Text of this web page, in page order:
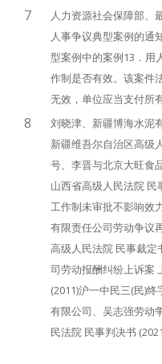
7
人力资源社会保障部、
人事争议典型案例的通
型案例中的案例13．用
作制是否有效。该案件
无效，单位应当支付所
8
刘晓津、新疆博海水泥
新疆维吾尔自治区高级
号、李晋与北京大旺食
山西省高级人民法院 民
工作制未审批不影响效
有限责任公司劳动争议
高级人民法院 民事裁定
司劳动报酬纠纷上诉案
(2011)沪一中民三(民)
有限公司、吴志强劳动
民法院 民事判决书